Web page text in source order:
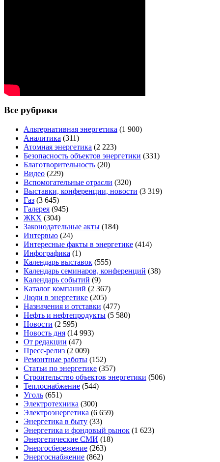
Все рубрики
Альтернативная энергетика (1 900)
Аналитика (311)
Атомная энергетика (2 223)
Безопасность объектов энергетики (331)
Благотворительность (20)
Видео (229)
Вспомогательные отрасли (320)
Выставки, конференции, новости (3 319)
Газ (3 645)
Галерея (945)
ЖКХ (304)
Законодательные акты (184)
Интервью (24)
Интересные факты в энергетике (414)
Инфографика (1)
Календарь выставок (555)
Календарь семинаров, конференций (38)
Календарь событий (9)
Каталог компаний (2 367)
Люди в энергетике (205)
Назначения и отставки (477)
Нефть и нефтепродукты (5 580)
Новости (2 595)
Новость дня (14 993)
От редакции (47)
Пресс-релиз (2 009)
Ремонтные работы (152)
Статьи по энергетике (357)
Строительство объектов энергетики (506)
Теплоснабжение (544)
Уголь (651)
Электротехника (300)
Электроэнергетика (6 659)
Энергетика в быту (33)
Энергетика и фондовый рынок (1 623)
Энергетические СМИ (18)
Энергосбережение (263)
Энергоснабжение (862)